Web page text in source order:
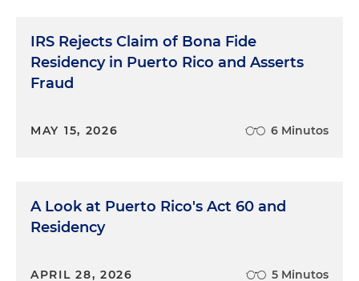
IRS Rejects Claim of Bona Fide
Residency in Puerto Rico and Asserts
Fraud
MAY 15, 2026 6 Minutos
A Look at Puerto Rico's Act 60 and
Residency
APRIL 28, 2026 5 Minutos